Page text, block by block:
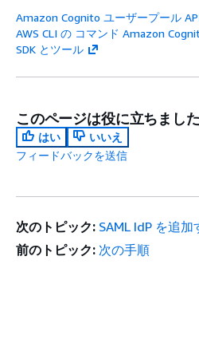
Amazon Cognito ユーザープール
AWS CLI の コマンド Amazon
SDK とツール
このページは役に立ちまし
はい
いいえ
フィードバックを送信
次のトピック: SAML IdP を追加
前のトピック: 次の手順